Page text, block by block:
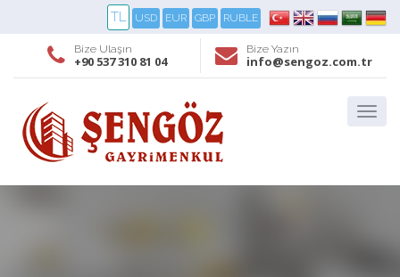
TL USD EUR GBP RUBLE
Bize Ulaşın
+90 537 310 81 04
Bize Yazın
info@sengoz.com.tr